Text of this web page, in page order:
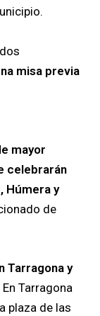
misa previa
mayor
celebrarán
Húmera y
de
Tarragona y
En Tarragona
plaza de las